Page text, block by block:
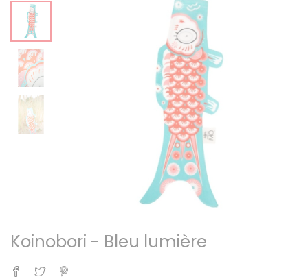
Koinobori - Bleu lumière
Partager
Tweet